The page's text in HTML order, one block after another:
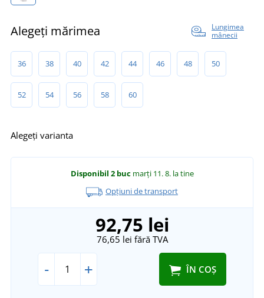
Alegeți mărimea
Lungimea
mânecii
36 38 40 42 44 46 48 50
52 54 56 58 60
Alegeți varianta
Disponibil 2 buc marți 11. 8. la tine
Opțiuni de transport
92,75 lei
76,65 lei fără TVA
- + ÎN COȘ